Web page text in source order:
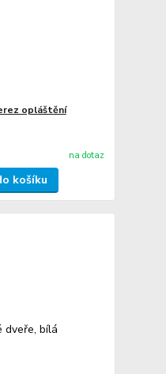
opláštění
na dotaz
košíku